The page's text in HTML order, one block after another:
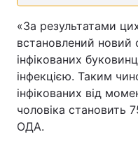
«За результатами
встановлений новий
інфікованих
інфекцією. Таким
інфікованих від
чоловіка становить
ОДА.